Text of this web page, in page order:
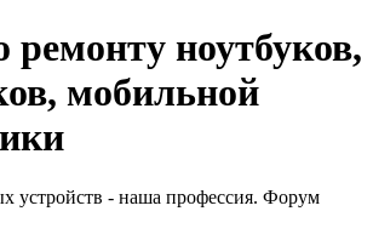
ноутбуков,
мобильной
устройств - наша профессия. Форум